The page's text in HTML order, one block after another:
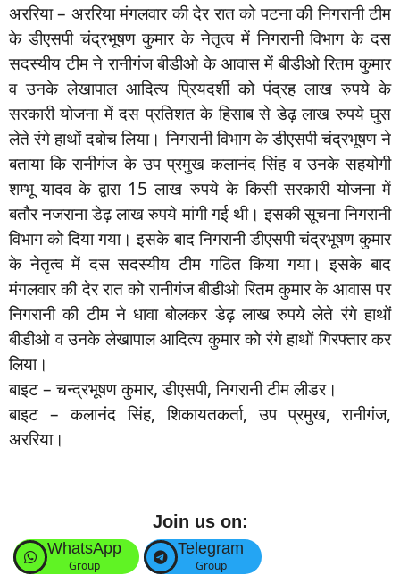
अररिया – अररिया मंगलवार की देर रात को पटना की निगरानी टीम
के डीएसपी चंद्रभूषण कुमार के नेतृत्व में निगरानी विभाग के दस
सदस्यीय टीम ने रानीगंज बीडीओ के आवास में बीडीओ रितम कुमार
व उनके लेखापाल आदित्य प्रियदर्शी को पंद्रह लाख रुपये के
सरकारी योजना में दस प्रतिशत के हिसाब से डेढ़ लाख रुपये घुस
लेते रंगे हाथों दबोच लिया। निगरानी विभाग के डीएसपी चंद्रभूषण ने
बताया कि रानीगंज के उप प्रमुख कलानंद सिंह व उनके सहयोगी
शम्भू यादव के द्वारा 15 लाख रुपये के किसी सरकारी योजना में
बतौर नजराना डेढ़ लाख रुपये मांगी गई थी। इसकी सूचना निगरानी
विभाग को दिया गया। इसके बाद निगरानी डीएसपी चंद्रभूषण कुमार
के नेतृत्व में दस सदस्यीय टीम गठित किया गया। इसके बाद
मंगलवार की देर रात को रानीगंज बीडीओ रितम कुमार के आवास पर
निगरानी की टीम ने धावा बोलकर डेढ़ लाख रुपये लेते रंगे हाथों
बीडीओ व उनके लेखापाल आदित्य कुमार को रंगे हाथों गिरफ्तार कर
लिया।
बाइट – चन्द्रभूषण कुमार, डीएसपी, निगरानी टीम लीडर।
बाइट – कलानंद सिंह, शिकायतकर्ता, उप प्रमुख, रानीगंज,
अररिया।
Join us on:
WhatsApp
Group
Telegram
Group